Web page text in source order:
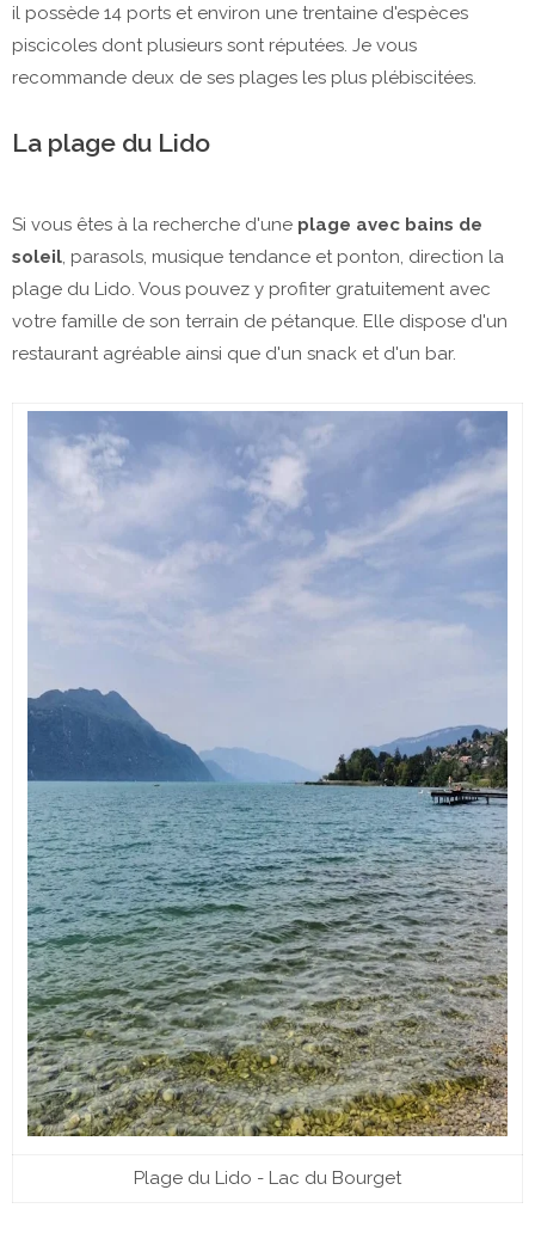
il possède 14 ports et environ une trentaine d'espèces
piscicoles dont plusieurs sont réputées. Je vous
recommande deux de ses plages les plus plébiscitées.
La plage du Lido
Si vous êtes à la recherche d'une plage avec bains de
soleil , parasols, musique tendance et ponton, direction la
plage du Lido. Vous pouvez y profiter gratuitement avec
votre famille de son terrain de pétanque. Elle dispose d'un
restaurant agréable ainsi que d'un snack et d'un bar.
Plage du Lido - Lac du Bourget